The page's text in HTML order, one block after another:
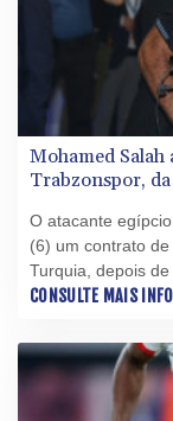
Mohamed Salah
Trabzonspor,
O atacante
(6) um contrato
Turquia, depois
CONSULTE MAIS